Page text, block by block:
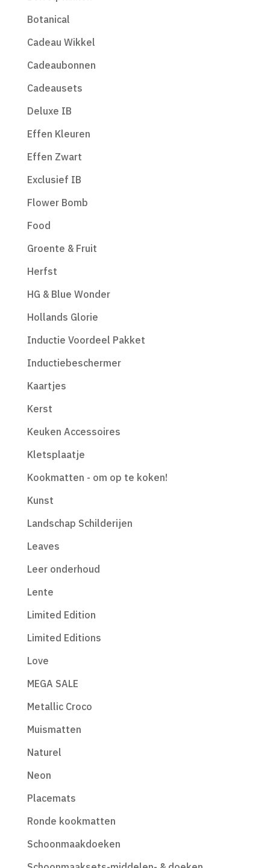
Botanical
Cadeau Wikkel
Cadeaubonnen
Cadeausets
Deluxe IB
Effen Kleuren
Effen Zwart
Exclusief IB
Flower Bomb
Food
Groente & Fruit
Herfst
HG & Blue Wonder
Hollands Glorie
Inductie Voordeel Pakket
Inductiebeschermer
Kaartjes
Kerst
Keuken Accessoires
Kletsplaatje
Kookmatten - om op te koken!
Kunst
Landschap Schilderijen
Leaves
Leer onderhoud
Lente
Limited Edition
Limited Editions
Love
MEGA SALE
Metallic Croco
Muismatten
Naturel
Neon
Placemats
Ronde kookmatten
Schoonmaakdoeken